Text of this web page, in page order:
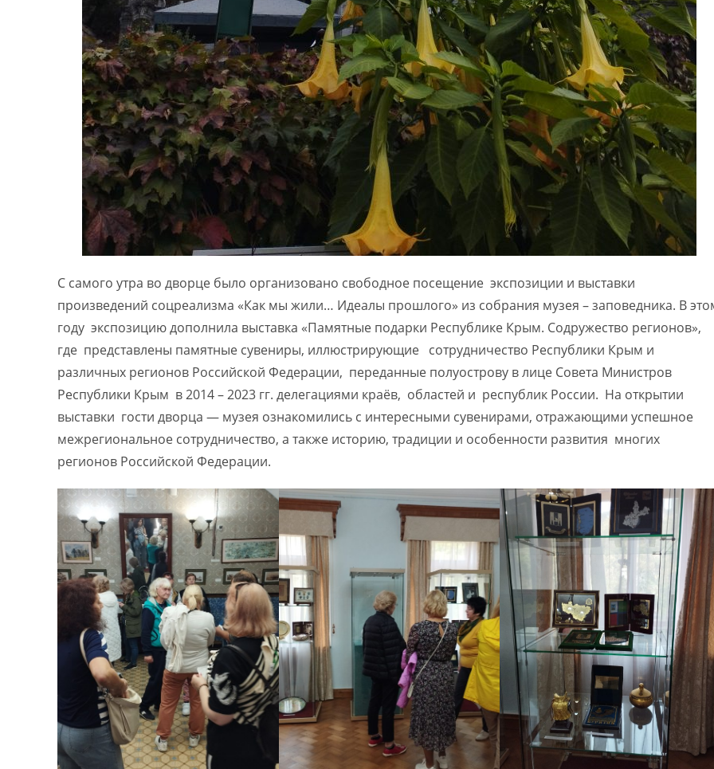
С самого утра во дворце было организовано свободное посещение экспозиции и выставки
произведений соцреализма «Как мы жили… Идеалы прошлого» из собрания музея – заповедника. В
году экспозицию дополнила выставка «Памятные подарки Республике Крым. Содружество регионов»,
где представлены памятные сувениры, иллюстрирующие сотрудничество Республики Крым и
различных регионов Российской Федерации, переданные полуострову в лице Совета Министров
Республики Крым в 2014 – 2023 гг. делегациями краёв, областей и республик России. На открытии
выставки гости дворца — музея ознакомились с интересными сувенирами, отражающими успешное
межрегиональное сотрудничество, а также историю, традиции и особенности развития многих
регионов Российской Федерации.